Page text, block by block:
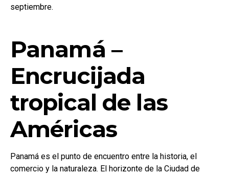
septiembre.
Panamá –
Encrucijada
tropical de las
Américas
Panamá es el punto de encuentro entre la historia, el
comercio y la naturaleza. El horizonte de la Ciudad de